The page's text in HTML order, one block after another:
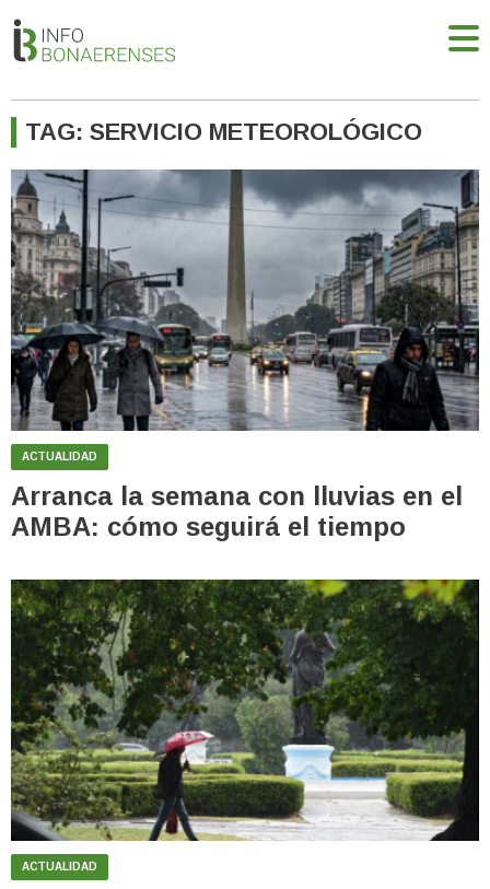
TAG: SERVICIO METEOROLÓGICO
ACTUALIDAD
Arranca la semana con lluvias en el
AMBA: cómo seguirá el tiempo
ACTUALIDAD